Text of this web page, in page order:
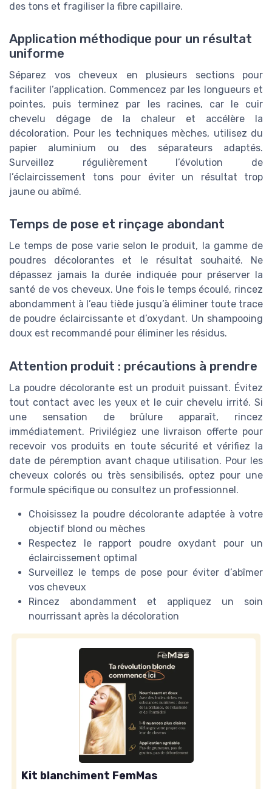
des tons et fragiliser la fibre capillaire.
Application méthodique pour un résultat
uniforme
Séparez vos cheveux en plusieurs sections pour
faciliter l’application. Commencez par les longueurs et
pointes, puis terminez par les racines, car le cuir
chevelu dégage de la chaleur et accélère la
décoloration. Pour les techniques mèches, utilisez du
papier aluminium ou des séparateurs adaptés.
Surveillez régulièrement l’évolution de
l’éclaircissement tons pour éviter un résultat trop
jaune ou abîmé.
Temps de pose et rinçage abondant
Le temps de pose varie selon le produit, la gamme de
poudres décolorantes et le résultat souhaité. Ne
dépassez jamais la durée indiquée pour préserver la
santé de vos cheveux. Une fois le temps écoulé, rincez
abondamment à l’eau tiède jusqu’à éliminer toute trace
de poudre éclaircissante et d’oxydant. Un shampooing
doux est recommandé pour éliminer les résidus.
Attention produit : précautions à prendre
La poudre décolorante est un produit puissant. Évitez
tout contact avec les yeux et le cuir chevelu irrité. Si
une sensation de brûlure apparaît, rincez
immédiatement. Privilégiez une livraison offerte pour
recevoir vos produits en toute sécurité et vérifiez la
date de péremption avant chaque utilisation. Pour les
cheveux colorés ou très sensibilisés, optez pour une
formule spécifique ou consultez un professionnel.
Choisissez la poudre décolorante adaptée à votre
objectif blond ou mèches
Respectez le rapport poudre oxydant pour un
éclaircissement optimal
Surveillez le temps de pose pour éviter d’abîmer
vos cheveux
Rincez abondamment et appliquez un soin
nourrissant après la décoloration
Kit blanchiment FemMas